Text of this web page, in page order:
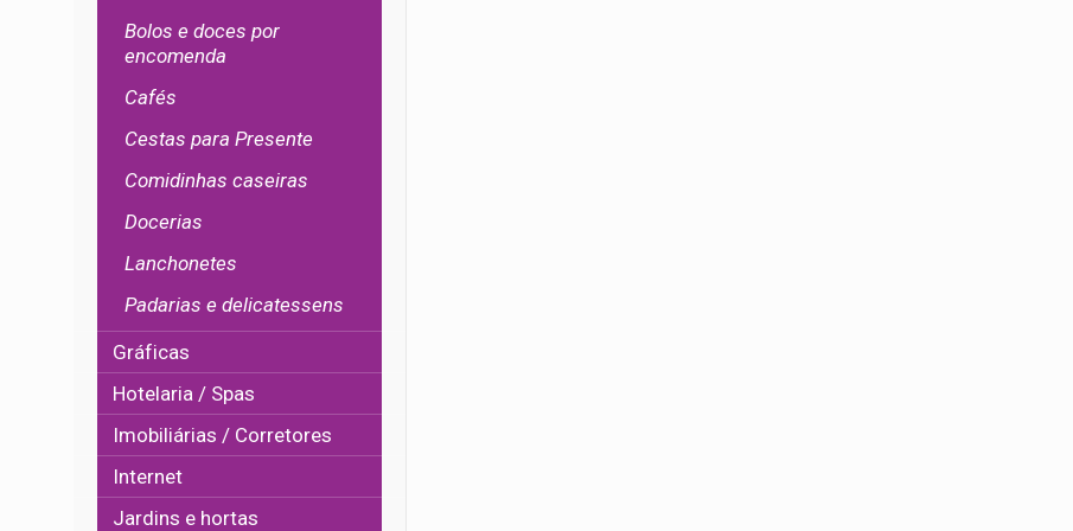
Bolos e doces por
encomenda
Cafés
Cestas para Presente
Comidinhas caseiras
Docerias
Lanchonetes
Padarias e delicatessens
Gráficas
Hotelaria / Spas
Imobiliárias / Corretores
Internet
Jardins e hortas